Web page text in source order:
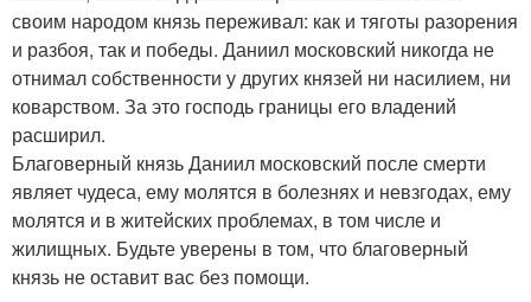
своим народом князь переживал: как и тяготы разорения
и разбоя, так и победы. Даниил московский никогда не
отнимал собственности у других князей ни насилием, ни
коварством. За это господь границы его владений
расширил.
Благоверный князь Даниил московский после смерти
являет чудеса, ему молятся в болезнях и невзгодах, ему
молятся и в житейских проблемах, в том числе и
жилищных. Будьте уверены в том, что благоверный
князь не оставит вас без помощи.